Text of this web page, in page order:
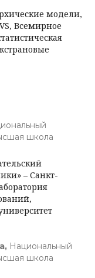
модели,
Всемирное
школа
– Санкт-
Национальный
школа